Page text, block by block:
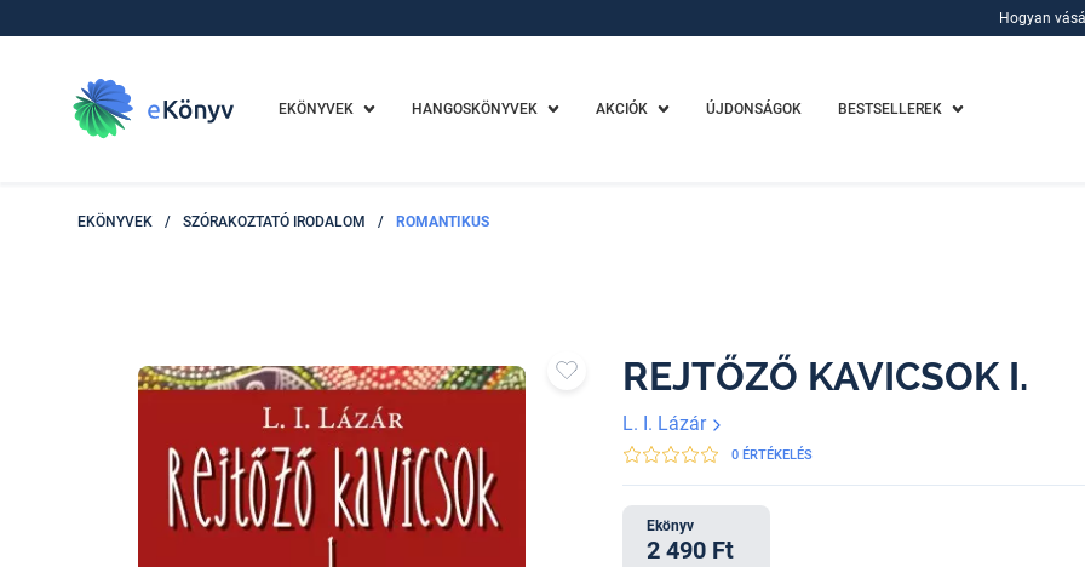
Hogyan
EKÖNYVEK HANGOSKÖNYVEK AKCIÓK ÚJDONSÁGOK BESTSELLEREK
EKÖNYVEK / SZÓRAKOZTATÓ IRODALOM / ROMANTIKUS
REJTŐZŐ KAVICSOK I.
L. I. Lázár
0 ÉRTÉKELÉS
Ekönyv
2 490 Ft